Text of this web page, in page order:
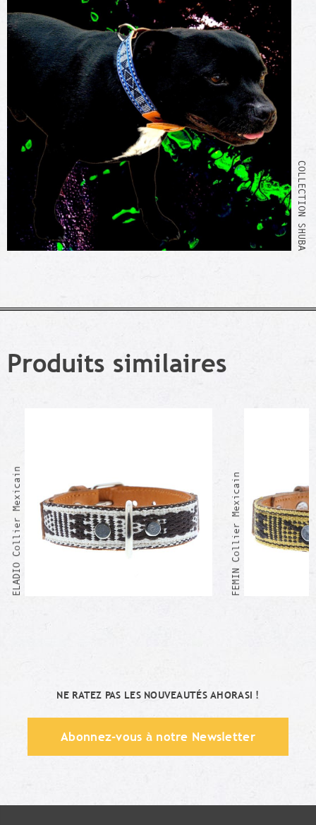
COLLECTION SHUBA
Produits similaires
ELADIO Collier Mexicain FEMIN Collier Mexicain
NE RATEZ PAS LES NOUVEAUTÉS AHORASI !
Abonnez-vous à notre Newsletter